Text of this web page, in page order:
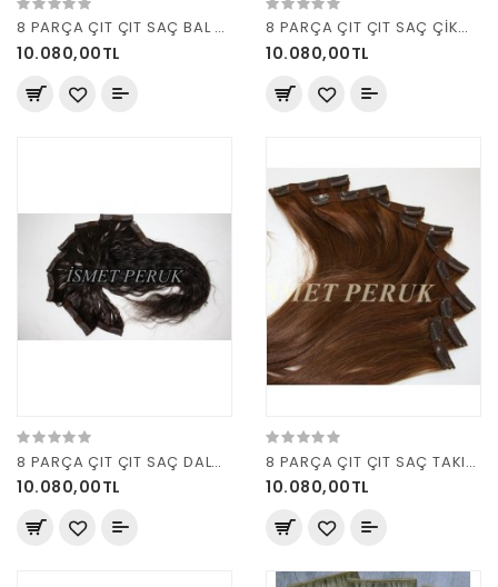
8 PARÇA ÇIT ÇIT SAÇ BAL KÖPÜĞÜ R14 160 GRAM
10.080,00TL
8 PARÇA ÇIT ÇIT SAÇ ÇİKOLATA KAHVE 160 GRAM
10.080,00TL
8 PARÇA ÇIT ÇIT SAÇ DALGALI
10.080,00TL
8 PARÇA ÇIT ÇIT SAÇ TAKIM KAHVE 160 GRAM
10.080,00TL